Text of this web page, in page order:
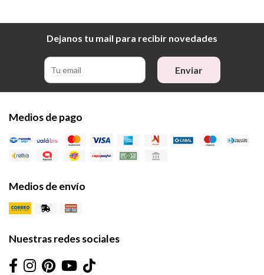
Dejanos tu mail para recibir novedades
Enviar
Medios de pago
Medios de envío
Nuestras redes sociales